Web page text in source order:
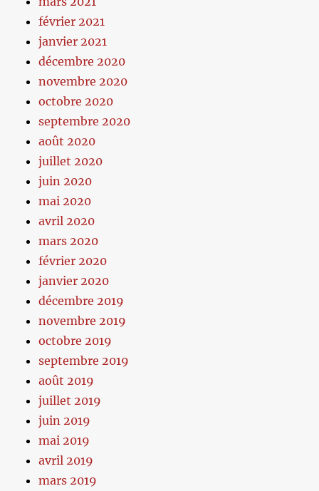
février 2021
janvier 2021
décembre 2020
novembre 2020
octobre 2020
septembre 2020
août 2020
juillet 2020
juin 2020
mai 2020
avril 2020
mars 2020
février 2020
janvier 2020
décembre 2019
novembre 2019
octobre 2019
septembre 2019
août 2019
juillet 2019
juin 2019
mai 2019
avril 2019
mars 2019